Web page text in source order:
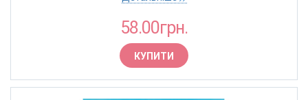
58.00грн.
КУПИТИ